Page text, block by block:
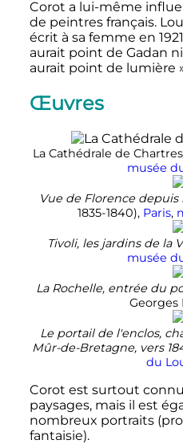
Corot a lui-même
de peintres français.
écrit à sa femme en
aurait point de Gadan
aurait point de lumière
Œuvres
La Cathédrale de
musée
Vue de Florence
1835-1840), Paris,
Tivoli, les jardins de la
musée
La Rochelle, entrée du
Georges
Le portail de l'enclos,
Mûr-de-Bretagne, vers
du
Corot est surtout
paysages, mais il est
nombreux portraits
fantaisie).